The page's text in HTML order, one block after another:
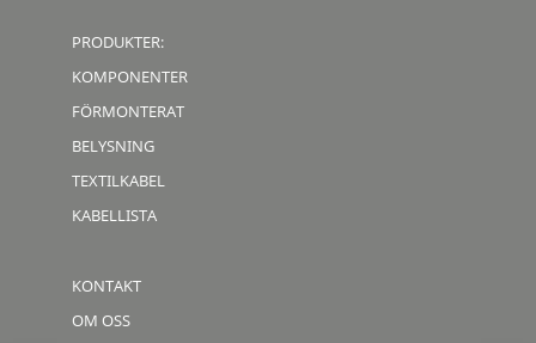
PRODUKTER:
KOMPONENTER
FÖRMONTERAT
BELYSNING
TEXTILKABEL
KABELLISTA
KONTAKT
OM OSS